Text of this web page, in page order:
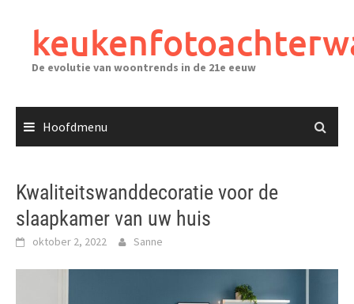
inhoudDe evolutie van woontrends in de 21e eeuw
Hoofdmenu
Kwaliteitswanddecoratie voor de
slaapkamer van uw huis
oktober 2, 2022 Sanne